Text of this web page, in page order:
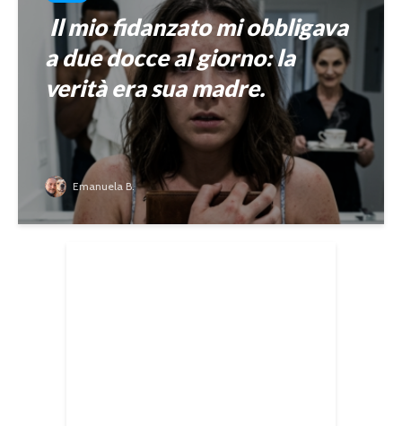
Il mio fidanzato mi obbligava
a due docce al giorno: la
verità era sua madre.
Emanuela B.